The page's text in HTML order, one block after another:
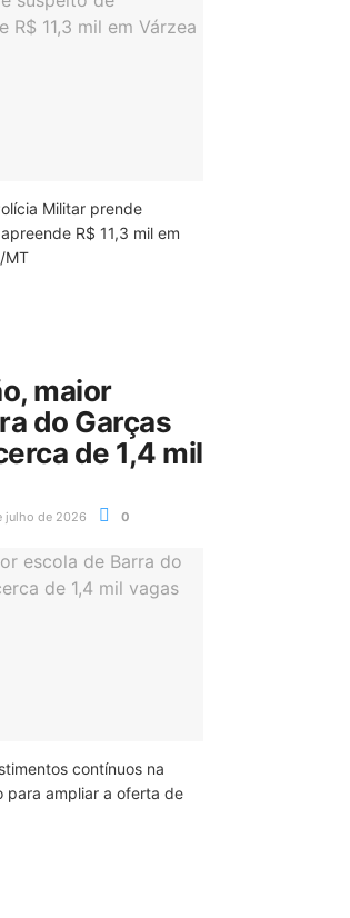
Militar prende
R$ 11,3 mil em
MT
maior
do Garças
de 1,4 mil
julho de 2026 0
contínuos na
para ampliar a oferta de